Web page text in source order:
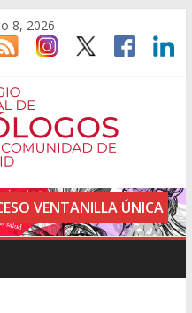
8, 2026
VENTANILLA ÚNICA